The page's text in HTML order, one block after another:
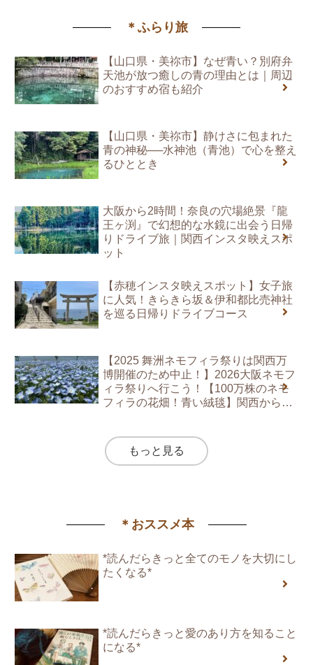
＊ふらり旅
【山口県・美祢市】なぜ青い？別府弁
天池が放つ癒しの青の理由とは｜周辺
のおすすめ宿も紹介
【山口県・美祢市】静けさに包まれた
青の神秘──水神池（青池）で心を整え
るひととき
大阪から2時間！奈良の穴場絶景『龍
王ヶ渕』で幻想的な水鏡に出会う日帰
りドライブ旅｜関西インスタ映えスポ
ット
【赤穂インスタ映えスポット】女子旅
に人気！きらきら坂＆伊和都比売神社
を巡る日帰りドライブコース
【2025 舞洲ネモフィラ祭りは関西万
博開催のため中止！】2026大阪ネモフ
ィラ祭りへ行こう！【100万株のネモ
フィラの花畑！青い絨毯】関西から日
もっと見る
＊おススメ本
*読んだらきっと全てのモノを大切にし
たくなる*
*読んだらきっと愛のあり方を知ること
になる*